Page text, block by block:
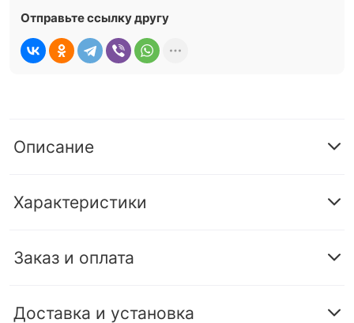
Отправьте ссылку другу
Описание
Характеристики
Заказ и оплата
Доставка и установка